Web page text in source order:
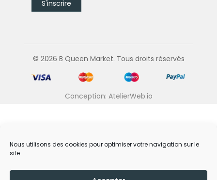
Nous utilisons des cookies pour optimiser votre navigation sur le
site.
© 2026 B Queen Market. Tous droits réservés
Conception: AtelierWeb.io